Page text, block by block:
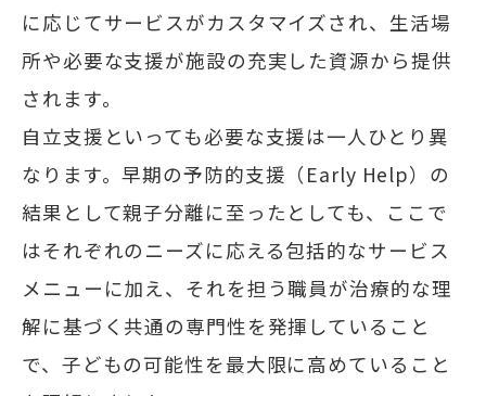
に応じてサービスがカスタマイズされ、生活場
所や必要な支援が施設の充実した資源から提供
されます。
自立支援といっても必要な支援は一人ひとり異
なります。早期の予防的支援（Early Help）の
結果として親子分離に至ったとしても、ここで
はそれぞれのニーズに応える包括的なサービス
メニューに加え、それを担う職員が治療的な理
解に基づく共通の専門性を発揮していること
で、子どもの可能性を最大限に高めていること